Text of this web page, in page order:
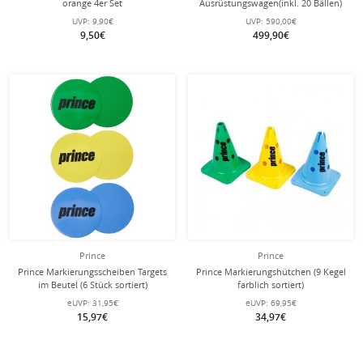
orange 4er Set
UVP: 9,90€
9,50€
Ausrüstungswagen(inkl. 20 Bällen)
136-teilig
UVP: 590,00€
499,90€
Prince
Prince Markierungsscheiben Targets
im Beutel (6 Stück sortiert)
eUVP: 31,95€
15,97€
Prince
Prince Markierungshütchen (9 Kegel
farblich sortiert)
eUVP: 69,95€
34,97€